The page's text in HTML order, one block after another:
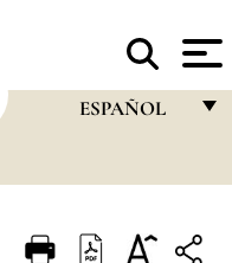
ESPAÑOL
ITALIANO